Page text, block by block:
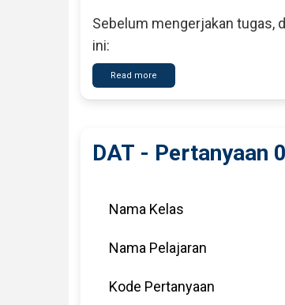
Sebelum mengerjakan tugas,
ini:
Read more
DAT
-
DAT - Pertanyaan
Nama Kelas
Nama Pelajaran
Kode Pertanyaan